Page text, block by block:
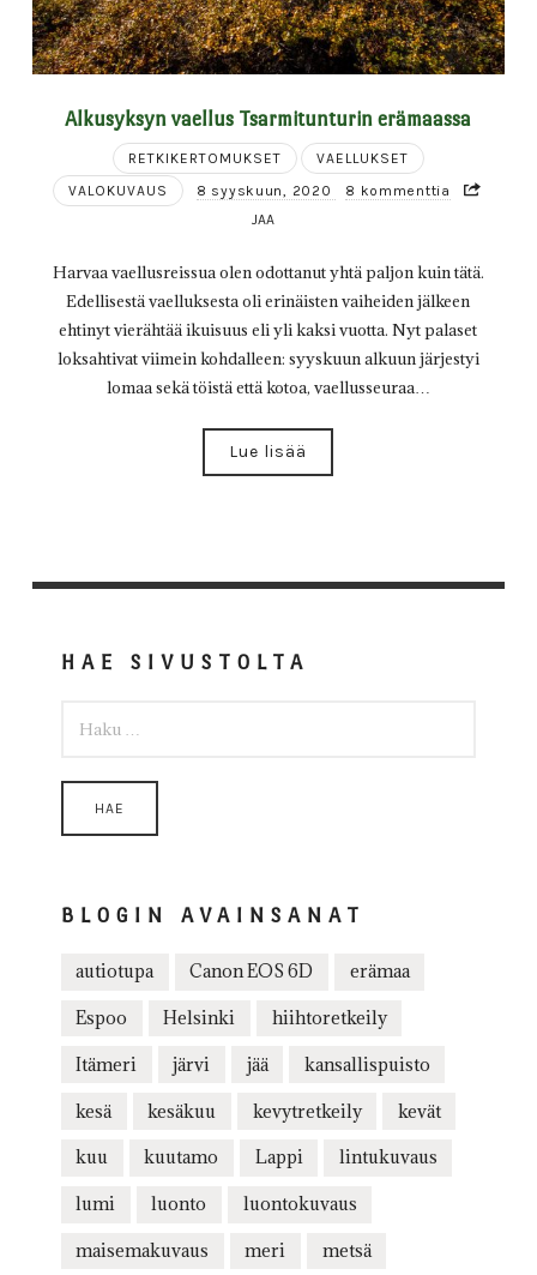
Alkusyksyn vaellus Tsarmitunturin erämaassa
RETKIKERTOMUKSET
VAELLUKSET
VALOKUVAUS
8 syyskuun, 2020
8 kommenttia
JAA
Harvaa vaellusreissua olen odottanut yhtä paljon kuin tätä.
Edellisestä vaelluksesta oli erinäisten vaiheiden jälkeen
ehtinyt vierähtää ikuisuus eli yli kaksi vuotta. Nyt palaset
loksahtivat viimein kohdalleen: syyskuun alkuun järjestyi
lomaa sekä töistä että kotoa, vaellusseuraa…
Lue lisää
HAE SIVUSTOLTA
BLOGIN AVAINSANAT
autiotupa Canon EOS 6D erämaa
Espoo Helsinki hiihtoretkeily
Itämeri järvi jää kansallispuisto
kesä kesäkuu kevytretkeily kevät
kuu kuutamo Lappi lintukuvaus
lumi luonto luontokuvaus
maisemakuvaus meri metsä